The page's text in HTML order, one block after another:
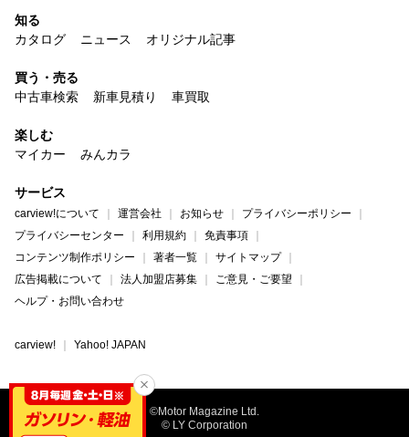
知る
カタログ
ニュース オリジナル記事
買う・売る
中古車検索
新車見積り 車買取
楽しむ
マイカー
みんカラ
サービス
carview!について 運営会社 お知らせ
プライバシーポリシー
プライバシーセンター
利用規約
免責事項
コンテンツ制作ポリシー
著者一覧
サイトマップ
広告掲載について
法人加盟店募集
ご意見・ご要望
ヘルプ・お問い合わせ
carview! Yahoo! JAPAN
©Motor Magazine Ltd.
© LY Corporation